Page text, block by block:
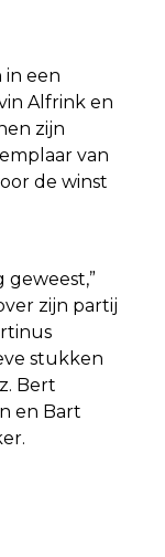
in een
Alfrink en
zijn
van
de winst
geweest,”
zijn partij
stukken
Bert
en Bart